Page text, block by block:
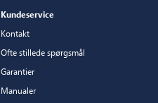
Kundeservice
Kontakt
Ofte stillede spørgsmål
Garantier
Manualer